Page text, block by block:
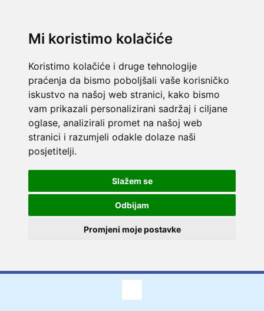
Mi koristimo kolačiće
Koristimo kolačiće i druge tehnologije
praćenja da bismo poboljšali vaše korisničko
iskustvo na našoj web stranici, kako bismo
vam prikazali personalizirani sadržaj i ciljane
oglase, analizirali promet na našoj web
stranici i razumjeli odakle dolaze naši
posjetitelji.
Slažem se
Odbijam
Promjeni moje postavke